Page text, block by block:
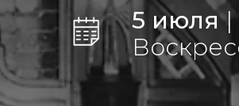
5 июля|